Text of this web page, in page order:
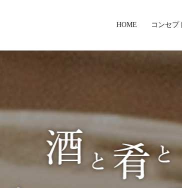
HOME コンセプ